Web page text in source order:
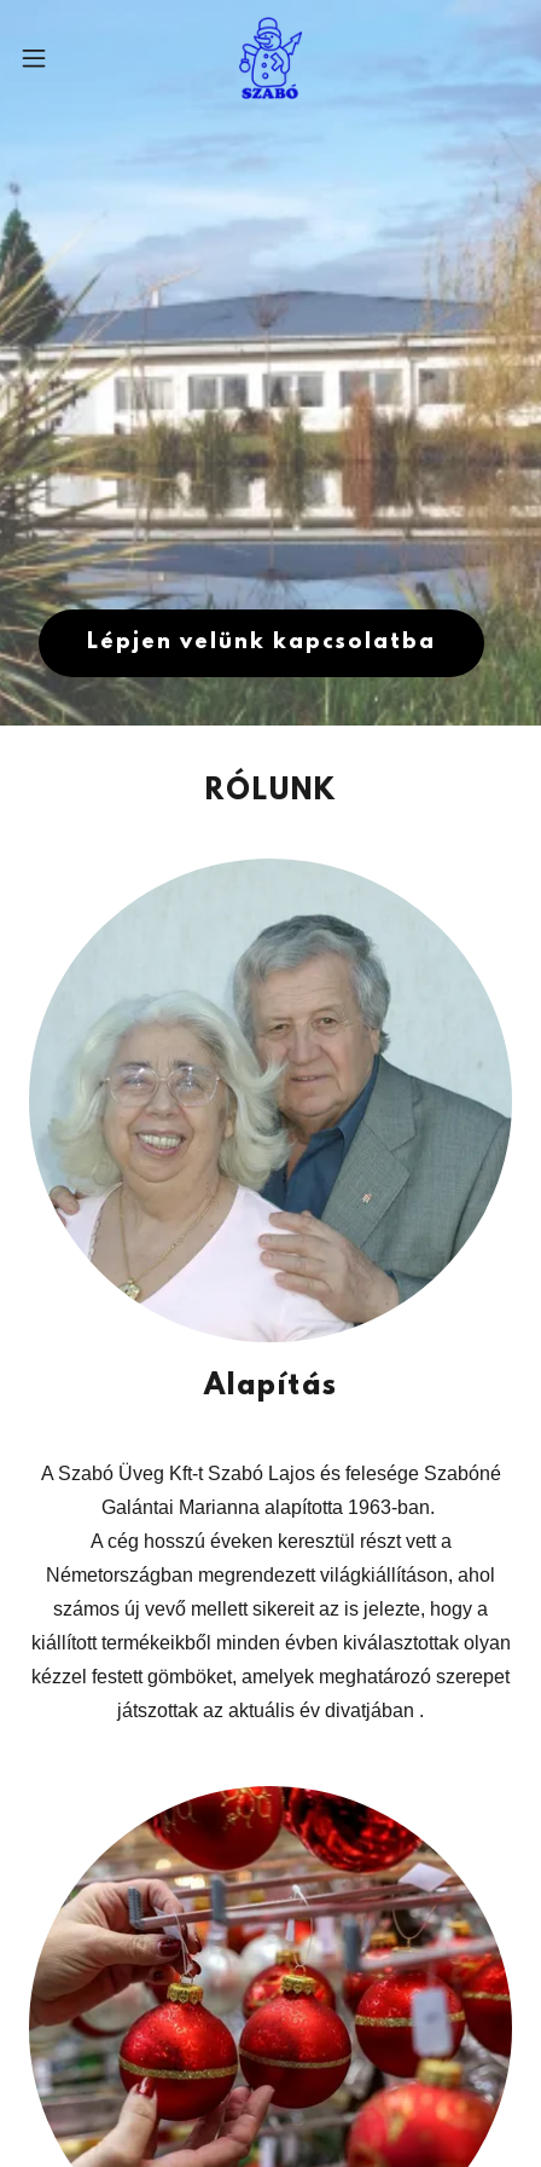
Lépjen velünk kapcsolatba
RÓLUNK
Alapítás
A Szabó Üveg Kft-t Szabó Lajos és felesége Szabóné
Galántai Marianna alapította 1963-ban.
A cég hosszú éveken keresztül részt vett a
Németországban megrendezett világkiállításon, ahol
számos új vevő mellett sikereit az is jelezte, hogy a
kiállított termékeikből minden évben kiválasztottak olyan
kézzel festett gömböket, amelyek meghatározó szerepet
játszottak az aktuális év divatjában .